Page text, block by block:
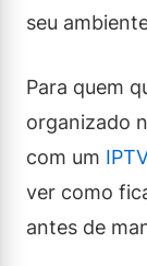
seu
Para quem
organizado
com um
ver como
antes de